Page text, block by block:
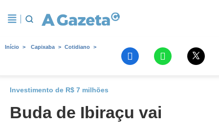
Início Capixaba Cotidiano
Investimento de R$ 7 milhões
Buda de Ibiraçu vai